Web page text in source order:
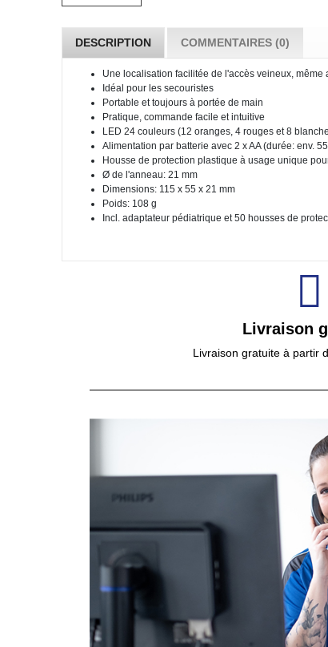
DESCRIPTION COMMENTAIRES (0)
Une localisation facilitée de l'accès veineux,
Idéal pour les secouristes
Portable et toujours à portée de main
Pratique, commande facile et intuitive
LED 24 couleurs (12 oranges, 4 rouges et 8
Alimentation par batterie avec 2 x AA (durée: env.
Housse de protection plastique à usage unique
Ø de l'anneau: 21 mm
Dimensions: 115 x 55 x 21 mm
Poids: 108 g
Incl. adaptateur pédiatrique et 50 housses de
Livraison
Livraison gratuite à partir